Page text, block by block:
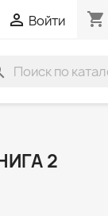
 Войти shopping_cart
2